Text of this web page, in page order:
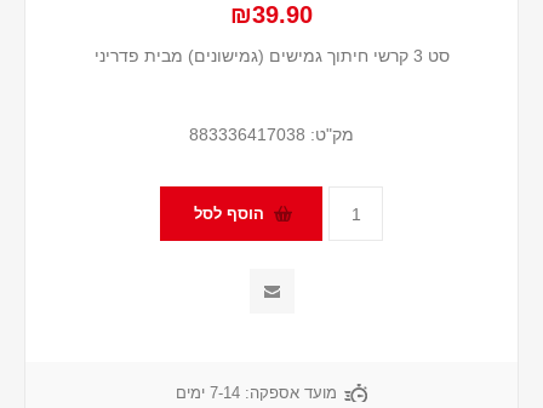
₪39.90
סט 3 קרשי חיתוך גמישים (גמישונים) מבית פדריני
מק"ט: 883336417038
מועד אספקה: 7-14 ימים